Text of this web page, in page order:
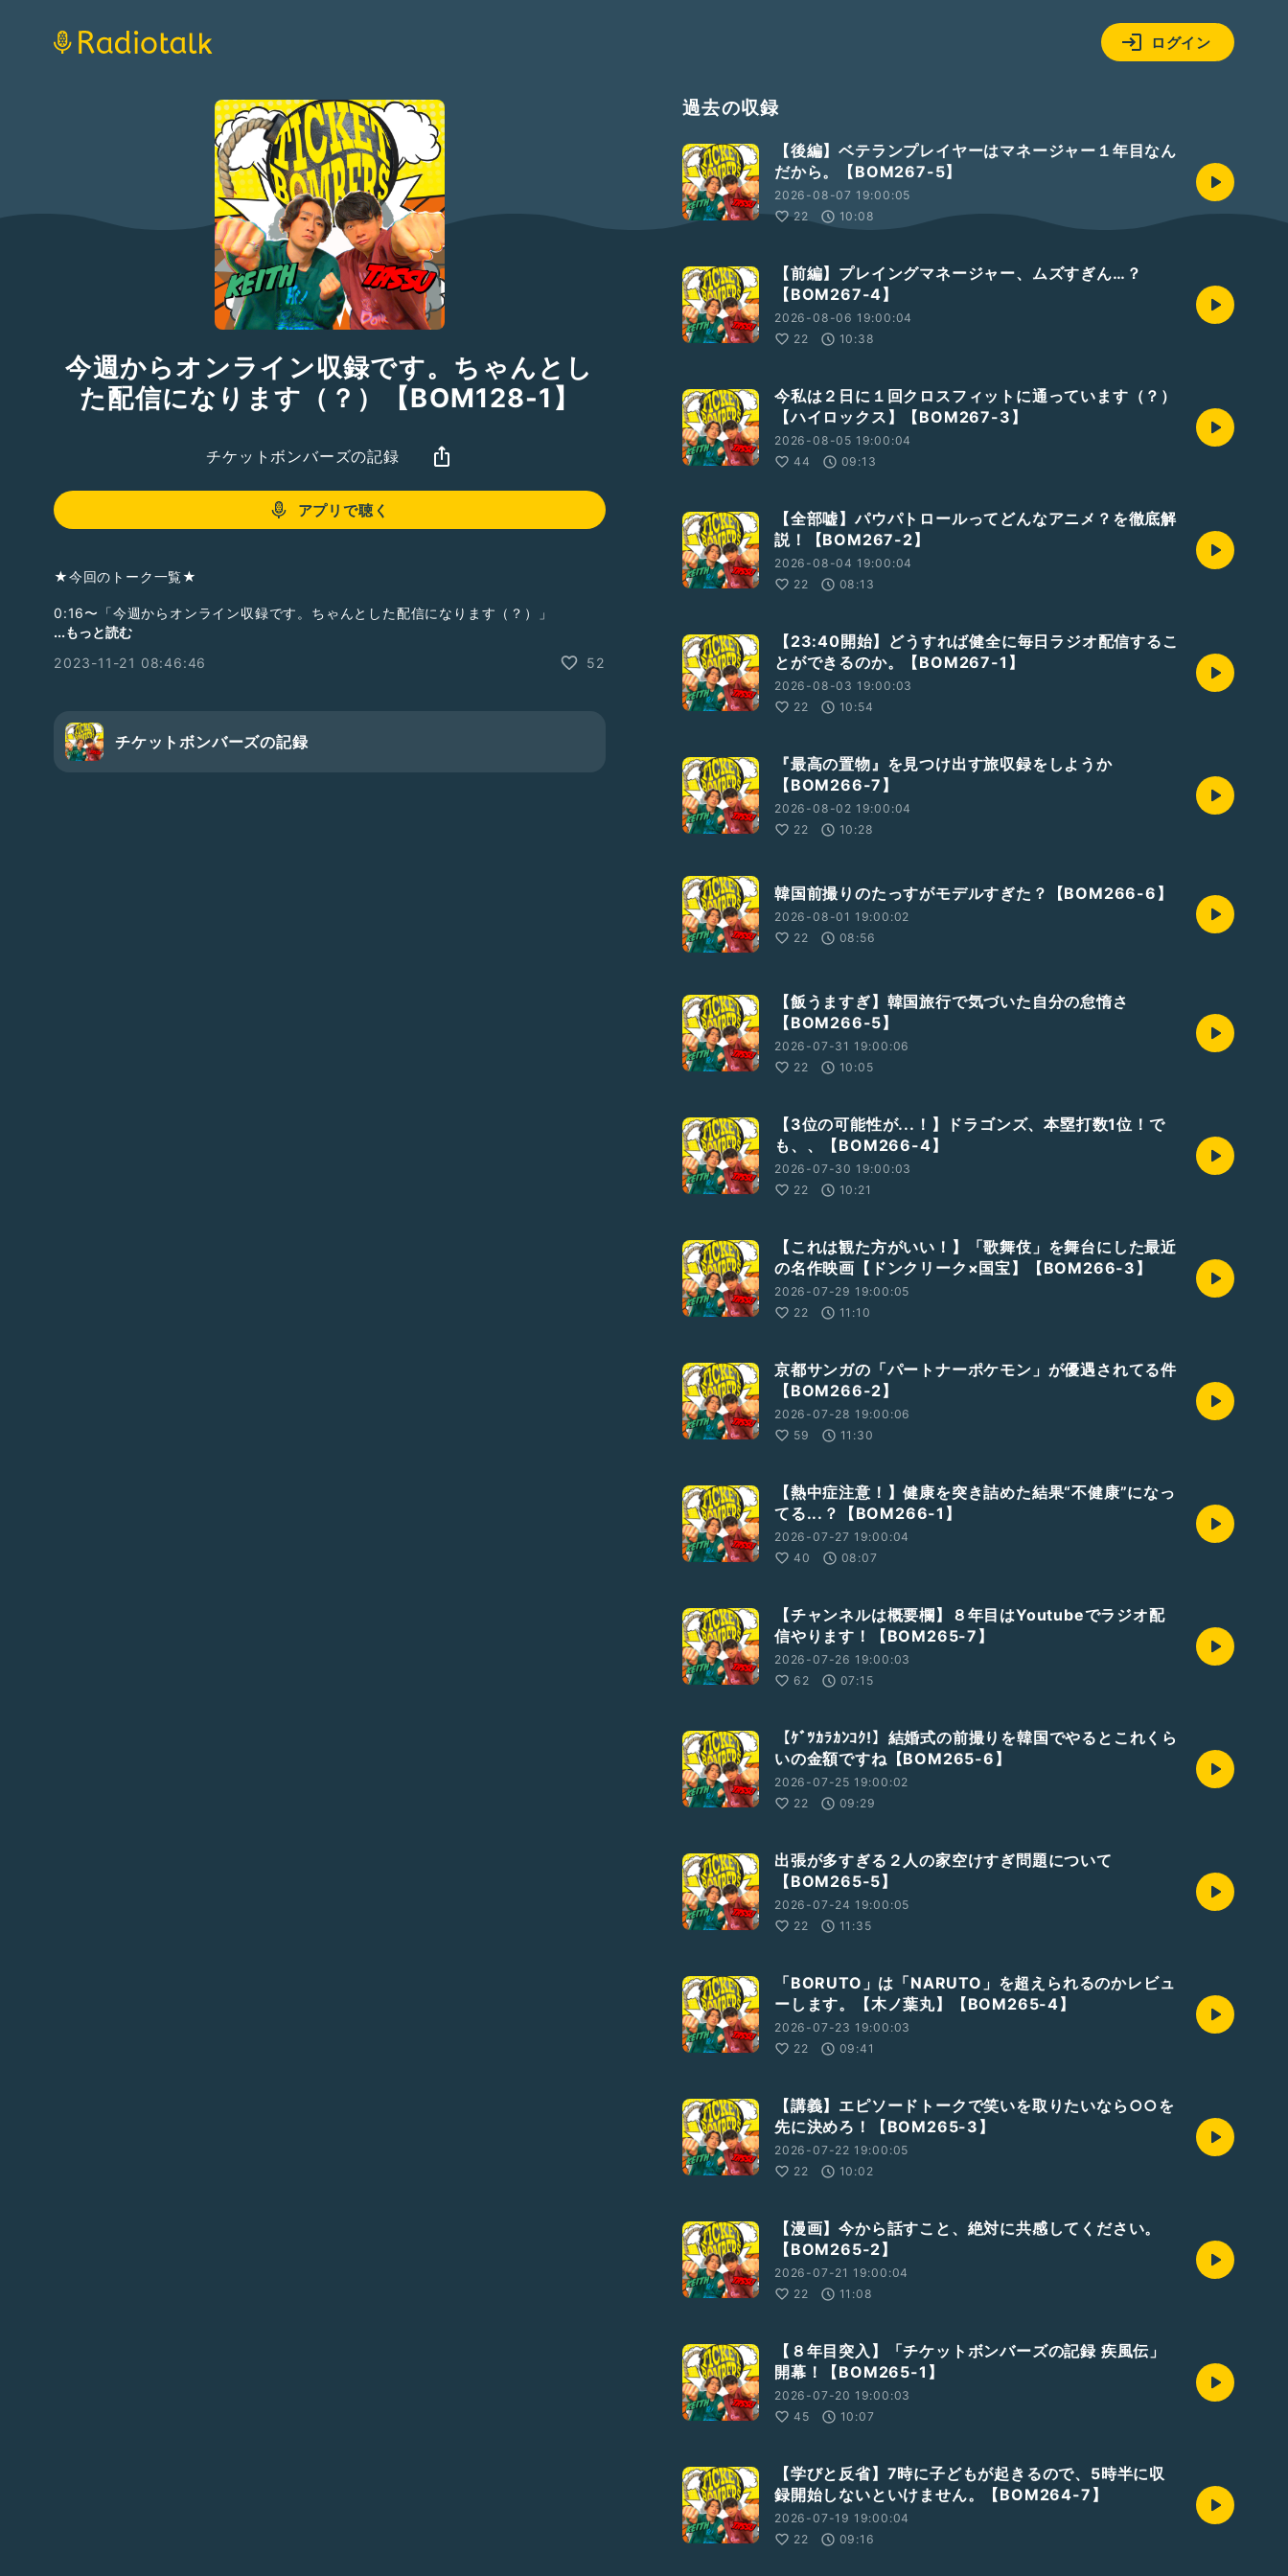
ログイン
今週からオンライン収録です。ちゃんとし
た配信になります（？）【BOM128-1】
チケットボンバーズの記録
アプリで聴く
★今回のトーク一覧★
0:16〜「今週からオンライン収録です。ちゃんとした配信になります（？）」
4:00〜「けいすファミリー、ずっと体調悪いです」
...もっと読む
2023-11-21 08:46:46
52
チケットボンバーズの記録
過去の収録
【後編】ベテランプレイヤーはマネージャー１年目なん
だから。【BOM267-5】
2026-08-07 19:00:05
22
10:08
【前編】プレイングマネージャー、ムズすぎん…？
【BOM267-4】
2026-08-06 19:00:04
22
10:38
今私は２日に１回クロスフィットに通っています（？）
【ハイロックス】【BOM267-3】
2026-08-05 19:00:04
44
09:13
【全部嘘】パウパトロールってどんなアニメ？を徹底解
説！【BOM267-2】
2026-08-04 19:00:04
22
08:13
【23:40開始】どうすれば健全に毎日ラジオ配信するこ
とができるのか。【BOM267-1】
2026-08-03 19:00:03
22
10:54
『最高の置物』を見つけ出す旅収録をしようか
【BOM266-7】
2026-08-02 19:00:04
22
10:28
韓国前撮りのたっすがモデルすぎた？【BOM266-6】
2026-08-01 19:00:02
22
08:56
【飯うますぎ】韓国旅行で気づいた自分の怠惰さ
【BOM266-5】
2026-07-31 19:00:06
22
10:05
【3位の可能性が...！】ドラゴンズ、本塁打数1位！で
も、、【BOM266-4】
2026-07-30 19:00:03
22
10:21
【これは観た方がいい！】「歌舞伎」を舞台にした最近
の名作映画【ドンクリーク×国宝】【BOM266-3】
2026-07-29 19:00:05
22
11:10
京都サンガの「パートナーポケモン」が優遇されてる件
【BOM266-2】
2026-07-28 19:00:06
59
11:30
【熱中症注意！】健康を突き詰めた結果“不健康”になっ
てる...？【BOM266-1】
2026-07-27 19:00:04
40
08:07
【チャンネルは概要欄】８年目はYoutubeでラジオ配
信やります！【BOM265-7】
2026-07-26 19:00:03
62
07:15
【ｹﾞﾂｶﾗｶﾝｺｸ!】結婚式の前撮りを韓国でやるとこれくら
いの金額ですね【BOM265-6】
2026-07-25 19:00:02
22
09:29
出張が多すぎる２人の家空けすぎ問題について
【BOM265-5】
2026-07-24 19:00:05
22
11:35
「BORUTO」は「NARUTO」を超えられるのかレビュ
ーします。【木ノ葉丸】【BOM265-4】
2026-07-23 19:00:03
22
09:41
【講義】エピソードトークで笑いを取りたいなら○○を
先に決めろ！【BOM265-3】
2026-07-22 19:00:05
22
10:02
【漫画】今から話すこと、絶対に共感してください。
【BOM265-2】
2026-07-21 19:00:04
22
11:08
【８年目突入】「チケットボンバーズの記録 疾風伝」
開幕！【BOM265-1】
2026-07-20 19:00:03
45
10:07
【学びと反省】7時に子どもが起きるので、5時半に収
録開始しないといけません。【BOM264-7】
2026-07-19 19:00:04
22
09:16